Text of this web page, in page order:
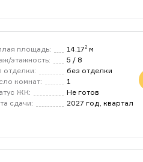
площадь: 14.172 м
этажность:
5 / 8
отделки:
без отделки
комнат:
1
ЖК:
Не готов
сдачи:
2027 год, квартал